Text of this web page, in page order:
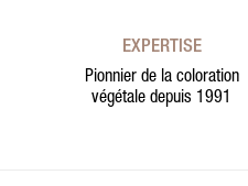
EXPERTISE
Pionnier de la coloration
végétale depuis 1991